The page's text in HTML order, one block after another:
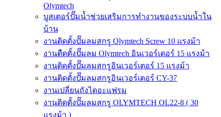
Olymtech
บูสเตอร์ปั๊มน้ำช่วยเสริมการทำงานของระบบน้ำใน
บ้าน
งานติดตั้งปั๊มลมสกรู Olymtech Screw 10 แรงม้า
งานตืดตั้งปั๊มลม Olymtech อินเวอร์เตอร์ 15 แรงม้า
งานติดตั้งปั๊มลมสกรูอินเวอร์เตอร์ 15 แรงม้า
งานติดตั้งปั๊มลมสกรูอินเวอร์เตอร์ CY-37
งานเปลี่ยนถังไดอะแฟรม
งานติดตั้งปั๊มลมสกรู OLYMTECH OL22-8 ( 30
แรงม้า )